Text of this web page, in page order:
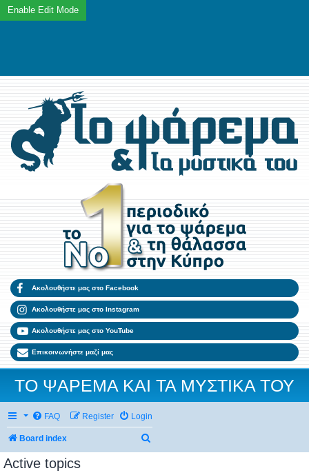
Ακολουθήστε μας στο Facebook
Ακολουθήστε μας στο Instagram
Ακολουθήστε μας στο YouTube
Επικοινωνήστε μαζί μας
ΤΟ ΨΑΡΕΜΑ ΚΑΙ ΤΑ ΜΥΣΤΙΚΑ ΤΟΥ
FAQ Login
Register
Board index
Active topics